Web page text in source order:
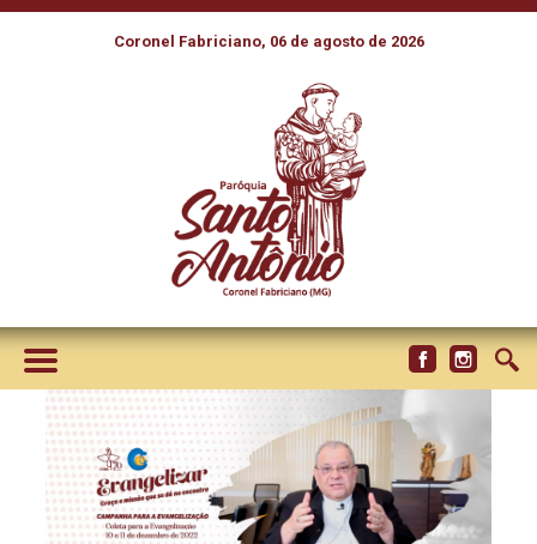
Coronel Fabriciano, 06 de agosto de 2026
DOM JOEL AMADO: SUA
DOAÇÃO FORTALECE A
MISSÃO EVANGELIZADORA
DA IGREJA